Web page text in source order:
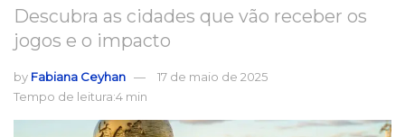
Descubra as cidades que vão receber os
jogos e o impacto
by Fabiana Ceyhan
17 de maio de 2025
Tempo de leitura:4 min